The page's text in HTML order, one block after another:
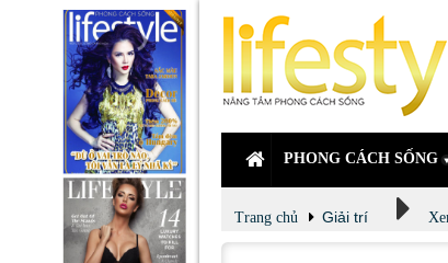
PHONG CÁCH SỐNG
Trang chủ Giải trí